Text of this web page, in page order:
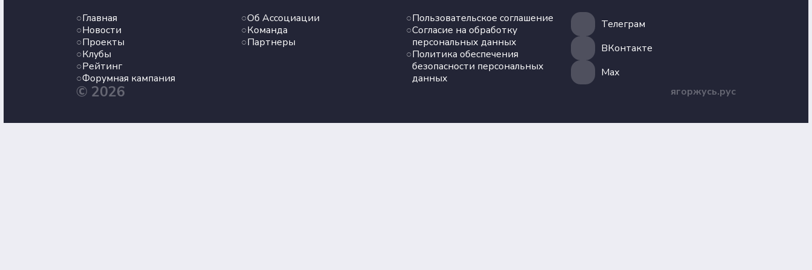
Главная
Новости
Проекты
Клубы
Рейтинг
Форумная кампания
Об Ассоциации
Команда
Партнеры
Пользовательское соглашение
Согласие на обработку
персональных данных
Политика обеспечения
безопасности персональных
данных
Телеграм
ВКонтакте
Max
© 2026 ягоржусь.рус